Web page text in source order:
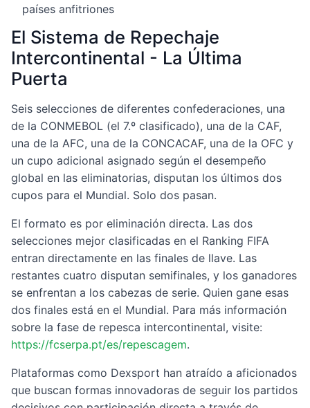
países anfitriones
El Sistema de Repechaje
Intercontinental - La Última
Puerta
Seis selecciones de diferentes confederaciones, una
de la CONMEBOL (el 7.º clasificado), una de la CAF,
una de la AFC, una de la CONCACAF, una de la OFC y
un cupo adicional asignado según el desempeño
global en las eliminatorias, disputan los últimos dos
cupos para el Mundial. Solo dos pasan.
El formato es por eliminación directa. Las dos
selecciones mejor clasificadas en el Ranking FIFA
entran directamente en las finales de llave. Las
restantes cuatro disputan semifinales, y los ganadores
se enfrentan a los cabezas de serie. Quien gane esas
dos finales está en el Mundial. Para más información
sobre la fase de repesca intercontinental, visite:
https://fcserpa.pt/es/repescagem.
Plataformas como Dexsport han atraído a aficionados
que buscan formas innovadoras de seguir los partidos